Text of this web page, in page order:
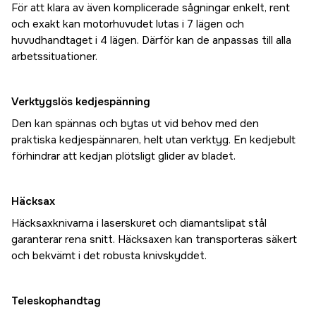
För att klara av även komplicerade sågningar enkelt, rent
och exakt kan motorhuvudet lutas i 7 lägen och
huvudhandtaget i 4 lägen. Därför kan de anpassas till alla
arbetssituationer.
Verktygslös kedjespänning
Den kan spännas och bytas ut vid behov med den
praktiska kedjespännaren, helt utan verktyg. En kedjebult
förhindrar att kedjan plötsligt glider av bladet.
Häcksax
Häcksaxknivarna i laserskuret och diamantslipat stål
garanterar rena snitt. Häcksaxen kan transporteras säkert
och bekvämt i det robusta knivskyddet.
Teleskophandtag